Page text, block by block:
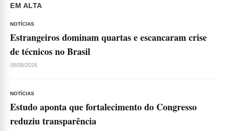
EM ALTA
NOTÍCIAS
Estrangeiros dominam quartas e escancaram crise
de técnicos no Brasil
08/08/2026
NOTÍCIAS
Estudo aponta que fortalecimento do Congresso
reduziu transparência